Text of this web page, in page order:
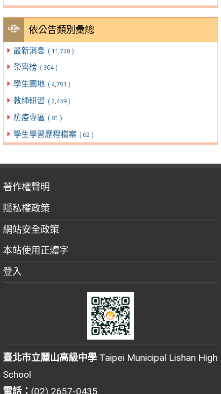
依公告類別彙總
最新消息 ( 11,738 )
榮譽榜 ( 304 )
學生園地 ( 4,791 )
教師研習 ( 2,459 )
防疫專區 ( 81 )
學生學習歷程檔案 ( 62 )
著作權聲明
隱私權政策
網站安全政策
本站使用正體字
登入
臺北市立麗山高級中學 Taipei Municipal Lishan High
School
電話： (02) 2657-0435